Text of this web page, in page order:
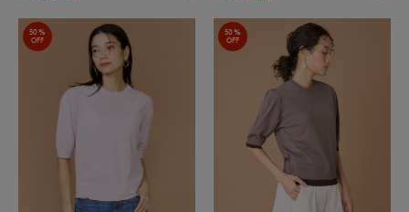
50%
OFF
50%
OFF